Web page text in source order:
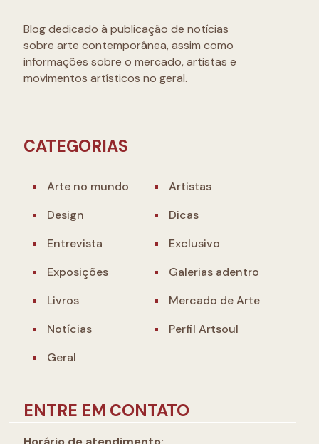
Blog dedicado à publicação de notícias
sobre arte contemporânea, assim como
informações sobre o mercado, artistas e
movimentos artísticos no geral.
CATEGORIAS
Arte no mundo
Artistas
Design
Dicas
Entrevista
Exclusivo
Exposições
Galerias adentro
Livros
Mercado de Arte
Notícias
Perfil Artsoul
Geral
ENTRE EM CONTATO